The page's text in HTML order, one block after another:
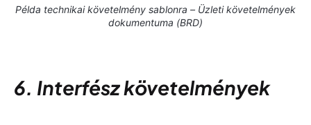
Példa technikai követelmény sablonra – Üzleti követelmények
dokumentuma (BRD)
6. Interfész követelmények